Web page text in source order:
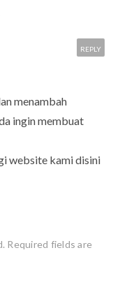
menambah
ingin membuat
website kami disini
REPLY
Required fields are